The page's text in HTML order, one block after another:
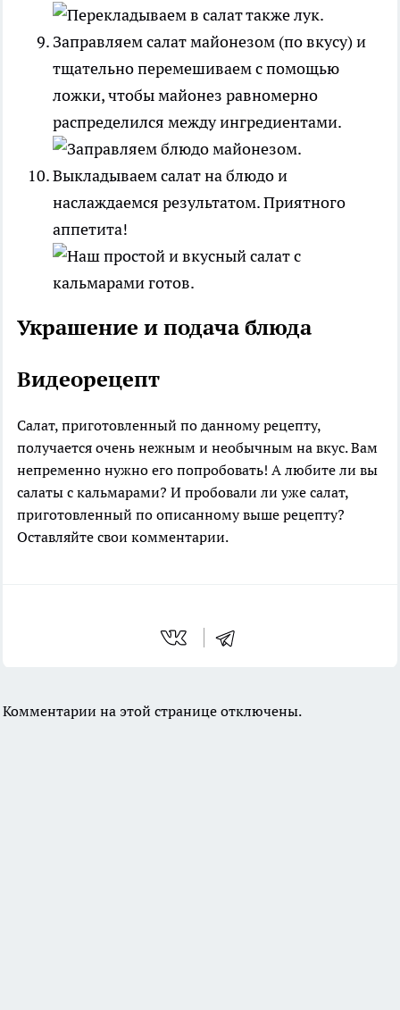
Заправляем салат майонезом (по вкусу) и
тщательно перемешиваем с помощью
ложки, чтобы майонез равномерно
распределился между ингредиентами.
Выкладываем салат на блюдо и
наслаждаемся результатом. Приятного
аппетита!
Украшение и подача блюда
Видеорецепт
Салат, приготовленный по данному рецепту,
получается очень нежным и необычным на вкус. Вам
непременно нужно его попробовать! А любите ли вы
салаты с кальмарами? И пробовали ли уже салат,
приготовленный по описанному выше рецепту?
Оставляйте свои комментарии.
Комментарии на этой странице отключены.